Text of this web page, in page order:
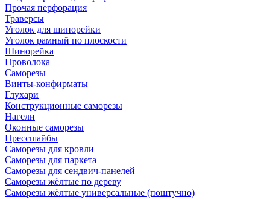
Прочая перфорация
Траверсы
Уголок для шинорейки
Уголок рамный по плоскости
Шинорейка
Проволока
Саморезы
Винты-конфирматы
Глухари
Конструкционные саморезы
Нагели
Оконные саморезы
Прессшайбы
Саморезы для кровли
Саморезы для паркета
Саморезы для сендвич-панелей
Саморезы жёлтые по дереву
Саморезы жёлтые универсальные (поштучно)